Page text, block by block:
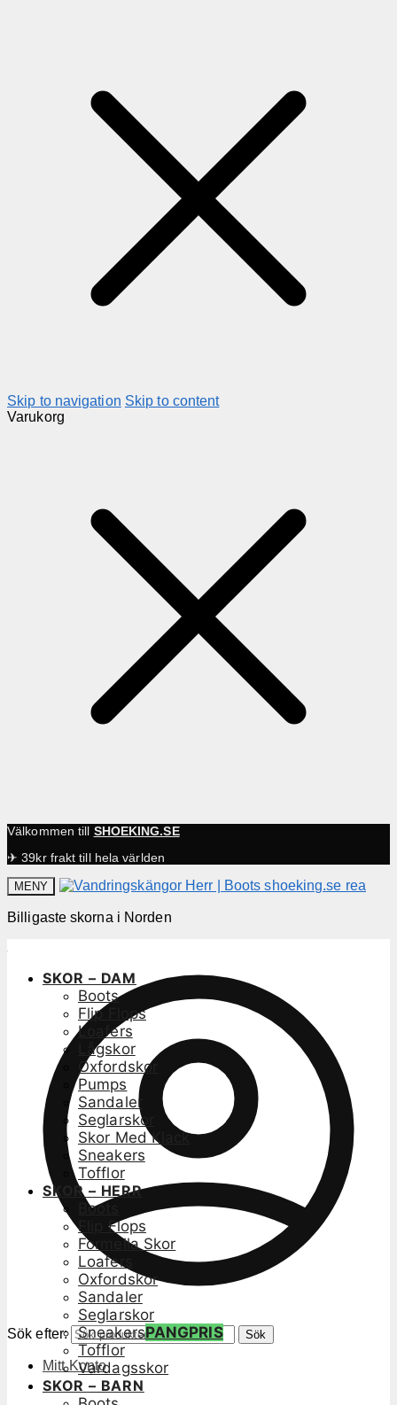
Skip to navigation Skip to content
Varukorg
Välkommen till SHOEKING.SE
✈ 39kr frakt till hela världen
MENY
Billigaste skorna i Norden
Sök efter: Sök
Mitt Konto
SKOR – DAM
Boots
Flip Flops
Loafers
Lågskor
Oxfordskor
Pumps
Sandaler
Seglarskor
Skor Med Klack
Sneakers
Tofflor
SKOR – HERR
Boots
Flip Flops
Formella Skor
Loafers
Oxfordskor
Sandaler
Seglarskor
SneakersPANGPRIS
Tofflor
Vardagsskor
SKOR – BARN